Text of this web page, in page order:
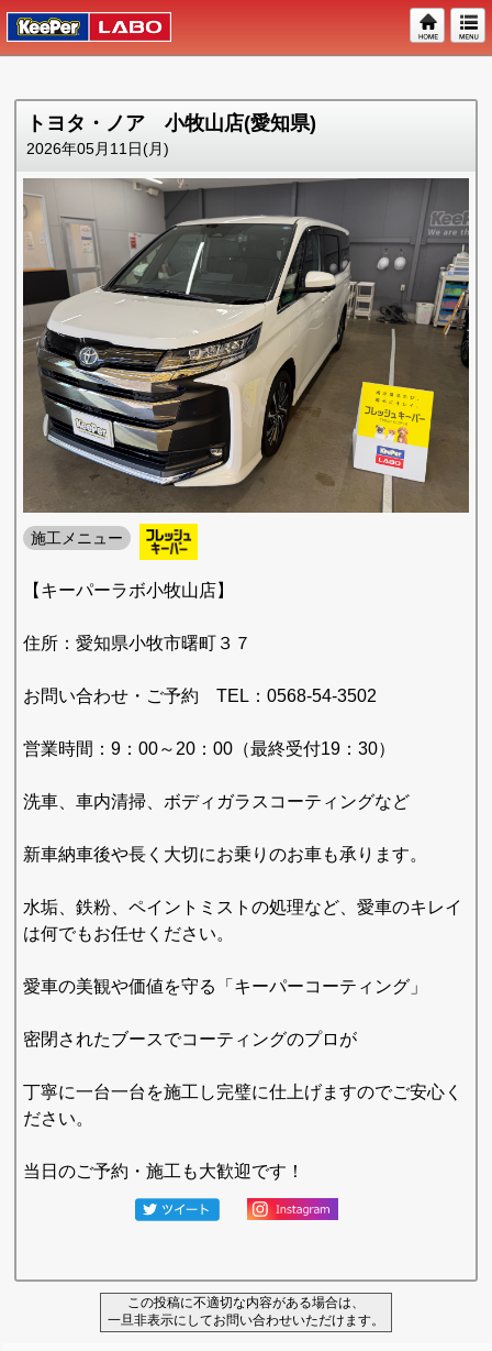
トヨタ・ノア 小牧山店(愛知県)
2026年05月11日(月)
施工メニュー
【キーパーラボ小牧山店】
住所：愛知県小牧市曙町３７
お問い合わせ・ご予約 TEL：0568-54-3502
営業時間：9：00～20：00（最終受付19：30）
洗車、車内清掃、ボディガラスコーティングなど
新車納車後や長く大切にお乗りのお車も承ります。
水垢、鉄粉、ペイントミストの処理など、愛車のキレイ
は何でもお任せください。
愛車の美観や価値を守る「キーパーコーティング」
密閉されたブースでコーティングのプロが
丁寧に一台一台を施工し完璧に仕上げますのでご安心く
ださい。
当日のご予約・施工も大歓迎です！
この投稿に不適切な内容がある場合は、
一旦非表示にしてお問い合わせいただけます。